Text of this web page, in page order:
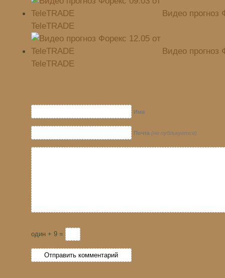
Видео прогноз
TeleTRADE
Видео прогноз
TeleTRADE
Имя
Почта (не публикуется)
один + 9 =